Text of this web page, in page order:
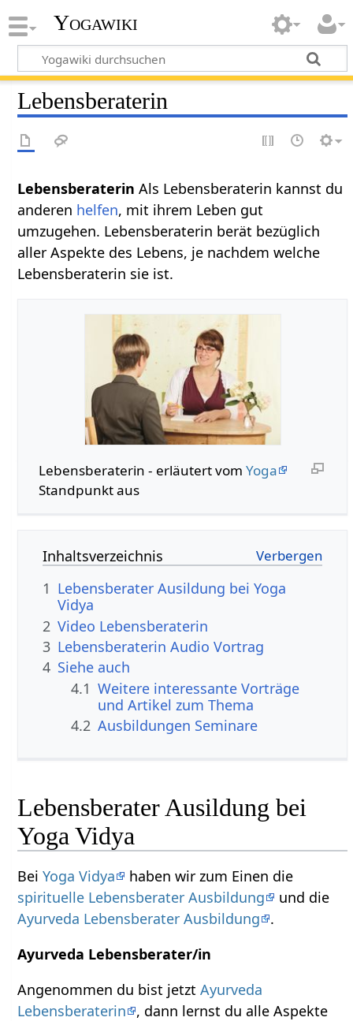
Yogawiki
Lebensberaterin
LebensberaterinAls Lebensberaterin kannst du
anderen helfen, mit ihrem Leben gut
umzugehen. Lebensberaterin berät bezüglich
aller Aspekte des Lebens, je nachdem welche
Lebensberaterin sie ist.
Lebensberaterin - erläutert vom Yoga
Standpunkt aus
Inhaltsverzeichnis
1 Lebensberater Ausildung bei Yoga
Vidya
2 Video Lebensberaterin
3 Lebensberaterin Audio Vortrag
4 Siehe auch
4.1 Weitere interessante Vorträge
und Artikel zum Thema
4.2 Ausbildungen Seminare
Lebensberater Ausildung bei
Yoga Vidya
BeiYoga Vidya
haben wir zum Einen die
spirituelle Lebensberater Ausbildung
und die
Ayurveda Lebensberater Ausbildung
.
Ayurveda Lebensberater/in
Angenommen du bist jetztAyurveda
Lebensberaterin
, dann lernst du alle Aspekte